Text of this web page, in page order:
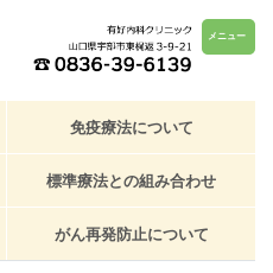
メニュー
免疫療法について
標準療法との組み合わせ
がん再発防止について